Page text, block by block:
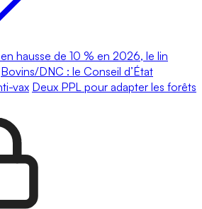
hausse de 10 % en 2026, le lin
Bovins/DNC : le Conseil d’État
vax Deux PPL pour adapter les forêts